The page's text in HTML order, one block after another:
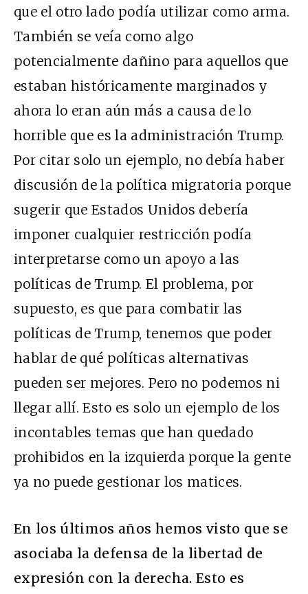
que el otro lado podía utilizar como arma.
También se veía como algo
potencialmente dañino para aquellos que
estaban históricamente marginados y
ahora lo eran aún más a causa de lo
horrible que es la administración Trump.
Por citar solo un ejemplo, no debía haber
discusión de la política migratoria porque
sugerir que Estados Unidos debería
imponer cualquier restricción podía
interpretarse como un apoyo a las
políticas de Trump. El problema, por
supuesto, es que para combatir las
políticas de Trump, tenemos que poder
hablar de qué políticas alternativas
pueden ser mejores. Pero no podemos ni
llegar allí. Esto es solo un ejemplo de los
incontables temas que han quedado
prohibidos en la izquierda porque la gente
ya no puede gestionar los matices.
En los últimos años hemos visto que se
asociaba la defensa de la libertad de
expresión con la derecha. Esto es